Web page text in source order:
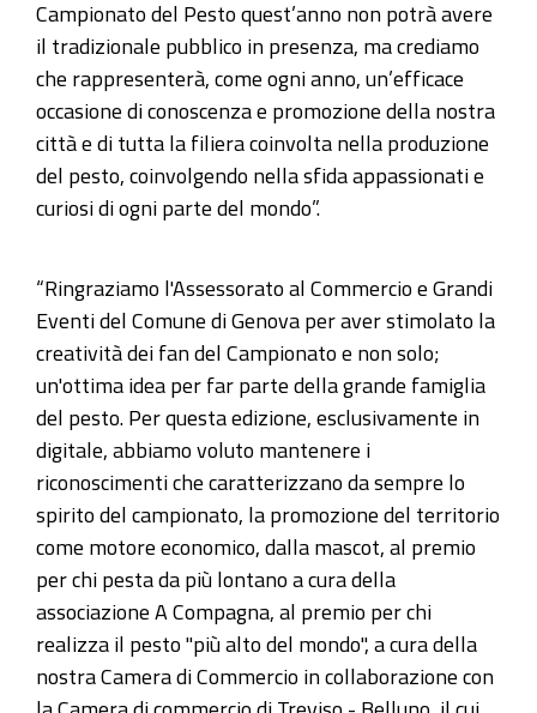
Campionato del Pesto quest’anno non potrà avere
il tradizionale pubblico in presenza, ma crediamo
che rappresenterà, come ogni anno, un’efficace
occasione di conoscenza e promozione della nostra
città e di tutta la filiera coinvolta nella produzione
del pesto, coinvolgendo nella sfida appassionati e
curiosi di ogni parte del mondo”.
“Ringraziamo l'Assessorato al Commercio e Grandi
Eventi del Comune di Genova per aver stimolato la
creatività dei fan del Campionato e non solo;
un'ottima idea per far parte della grande famiglia
del pesto. Per questa edizione, esclusivamente in
digitale, abbiamo voluto mantenere i
riconoscimenti che caratterizzano da sempre lo
spirito del campionato, la promozione del territorio
come motore economico, dalla mascot, al premio
per chi pesta da più lontano a cura della
associazione A Compagna, al premio per chi
realizza il pesto "più alto del mondo", a cura della
nostra Camera di Commercio in collaborazione con
la Camera di commercio di Treviso - Belluno, il cui